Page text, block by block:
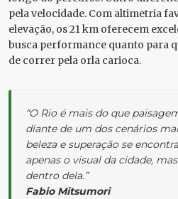
pela velocidade. Com altimetria
elevação, os 21 km oferecem
busca performance quanto para
de correr pela orla carioca.
“O Rio é mais do que
diante de um dos cenários
beleza e superação se
apenas o visual da cidade,
dentro dela.”
Fabio Mitsumori